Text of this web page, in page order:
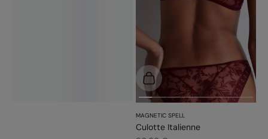
MAGNETIC SPELL
Culotte Italienne
Choisir les options